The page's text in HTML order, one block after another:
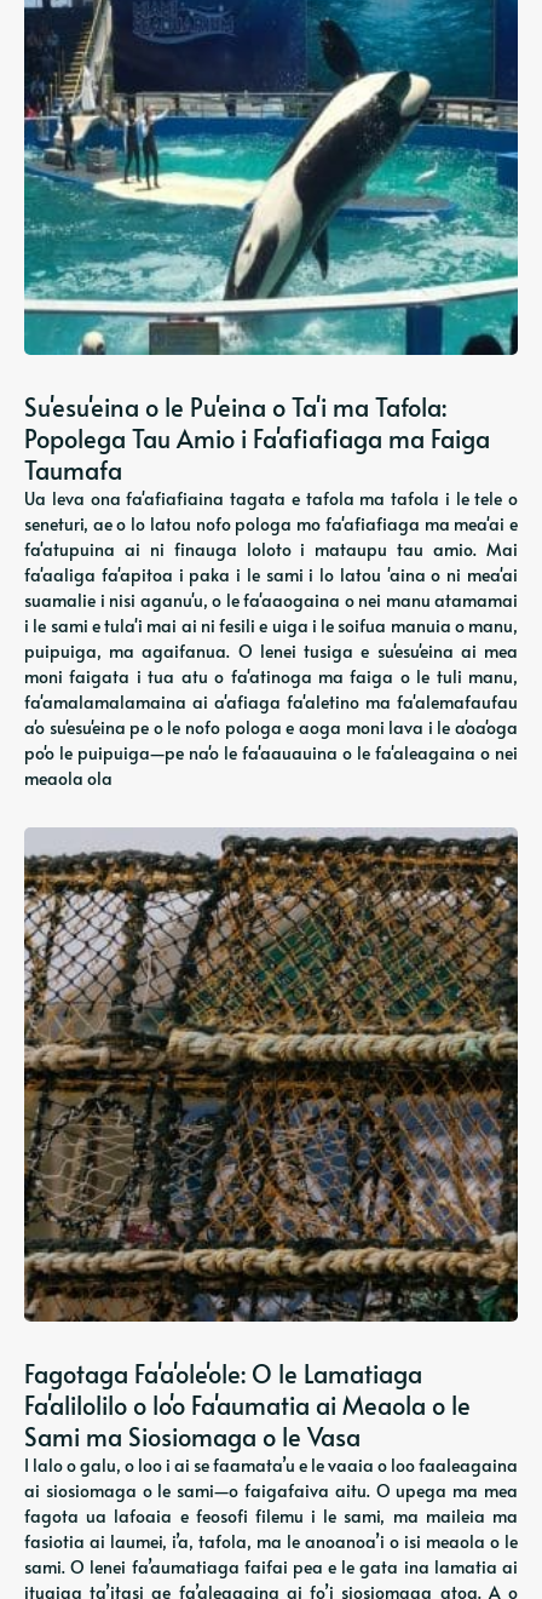
Su'esu'eina o le Pu'eina o Ta'i ma Tafola:
Popolega Tau Amio i Fa'afiafiaga ma Faiga
Taumafa
Ua leva ona fa'afiafiaina tagata e tafola ma tafola i le tele o
seneturi, ae o lo latou nofo pologa mo fa'afiafiaga ma mea'ai e
fa'atupuina ai ni finauga loloto i mataupu tau amio. Mai
fa'aaliga fa'apitoa i paka i le sami i lo latou 'aina o ni mea'ai
suamalie i nisi aganu'u, o le fa'aaogaina o nei manu atamamai
i le sami e tula'i mai ai ni fesili e uiga i le soifua manuia o manu,
puipuiga, ma agaifanua. O lenei tusiga e su'esu'eina ai mea
moni faigata i tua atu o fa'atinoga ma faiga o le tuli manu,
fa'amalamalamaina ai a'afiaga fa'aletino ma fa'alemafaufau
a'o su'esu'eina pe o le nofo pologa e aoga moni lava i le a'oa'oga
po'o le puipuiga—pe na'o le fa'aauauina o le fa'aleagaina o nei
meaola ola
Fagotaga Fa'a'ole'ole: O le Lamatiaga
Fa'alilolilo o lo'o Fa'aumatia ai Meaola o le
Sami ma Siosiomaga o le Vasa
I lalo o galu, o loo i ai se faamata’u e le vaaia o loo faaleagaina
ai siosiomaga o le sami—o faigafaiva aitu. O upega ma mea
fagota ua lafoaia e feosofi filemu i le sami, ma maileia ma
fasiotia ai laumei, i’a, tafola, ma le anoanoa’i o isi meaola o le
sami. O lenei fa’aumatiaga faifai pea e le gata ina lamatia ai
ituaiga ta’itasi ae fa’aleagaina ai fo’i siosiomaga atoa. A o